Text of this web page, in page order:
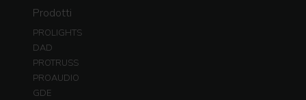
Prodotti
PROLIGHTS
DAD
PROTRUSS
PROAUDIO
GDE